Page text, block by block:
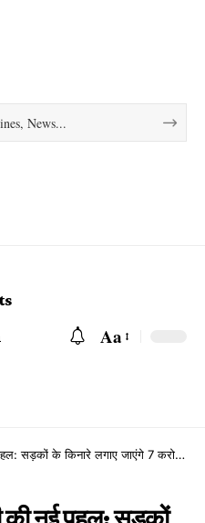
Aa
के किनारे लगाए जाएंगे 7 करोड़ फलदार पौधे